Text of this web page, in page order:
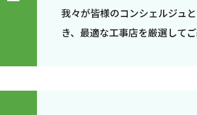
我々が皆様のコンシェルジュ
き、最適な工事店を厳選してご